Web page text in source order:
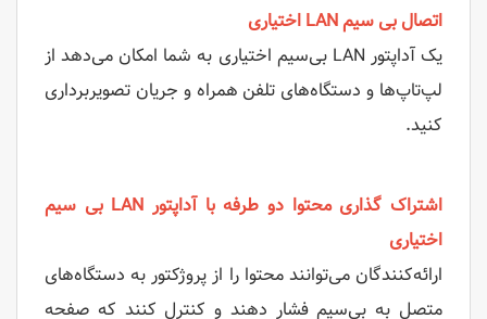
اتصال بی سیم LAN اختیاری
یک آداپتور LAN بی‌سیم اختیاری به شما امکان می‌دهد از
لپ‌تاپ‌ها و دستگاه‌های تلفن همراه و جریان تصویربرداری
کنید.
اشتراک گذاری محتوا دو طرفه با آداپتور LAN بی سیم
اختیاری
ارائه‌کنندگان می‌توانند محتوا را از پروژکتور به دستگاه‌های
متصل به بی‌سیم فشار دهند و کنترل کنند که صفحه